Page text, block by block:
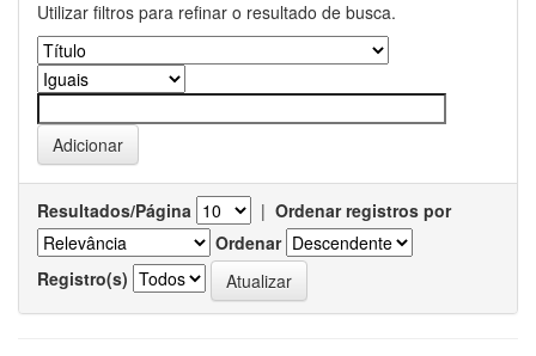
Utilizar filtros para refinar o resultado de busca.
Resultados/Página | Ordenar registros por
Ordenar
Registro(s)